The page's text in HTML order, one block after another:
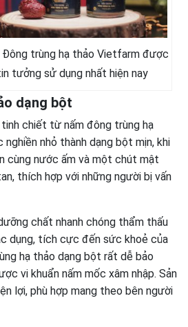
Đông trùng hạ thảo Vietfarm được
tưởng sử dụng nhất hiện nay
dạng bột
chiết từ nấm đông trùng hạ
nghiền nhỏ thành dạng bột mịn, khi
cùng nước ấm và một chút mật
thích hợp với những người bị vấn
chất nhanh chóng thẩm thấu
dụng, tích cực đến sức khoẻ của
hạ thảo dạng bột rất dễ bảo
vi khuẩn nấm mốc xâm nhập. Sản
lợi, phù hợp mang theo bên người